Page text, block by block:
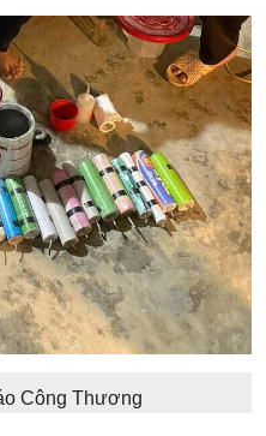
Công Thương